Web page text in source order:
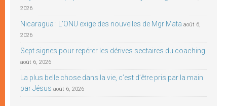
2026
Nicaragua : L’ONU exige des nouvelles de Mgr Mata août 6,
2026
Sept signes pour repérer les dérives sectaires du coaching
août 6, 2026
La plus belle chose dans la vie, c’est d’être pris par la main
par Jésus août 6, 2026